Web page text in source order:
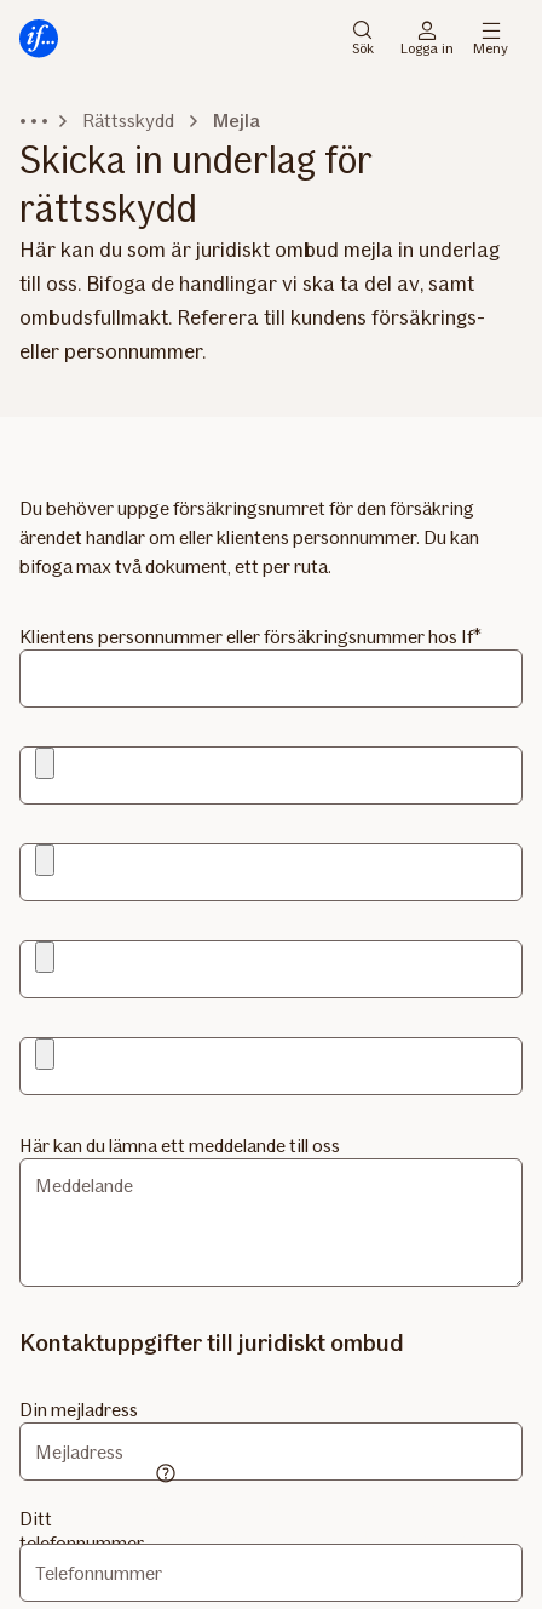
direkt
huvudmenyn
direkt
innehåll
Sök Logga in Meny
Rättsskydd Mejla
Skicka in underlag för
rättsskydd
Här kan du som är juridiskt ombud mejla in underlag
till oss. Bifoga de handlingar vi ska ta del av, samt
ombudsfullmakt. Referera till kundens försäkrings-
eller personnummer.
Du behöver uppge försäkringsnumret för den försäkring
ärendet handlar om eller klientens personnummer. Du kan
bifoga max två dokument, ett per ruta.
Klientens personnummer eller försäkringsnummer hos If
Här kan du lämna ett meddelande till oss
Kontaktuppgifter till juridiskt ombud
Din mejladress
Ditt
telefonnummerdig går det snabbare om vi kan ringa dig. Fyll
gärna i ett telefonnummer vi kan nå dig på
under dagtid.